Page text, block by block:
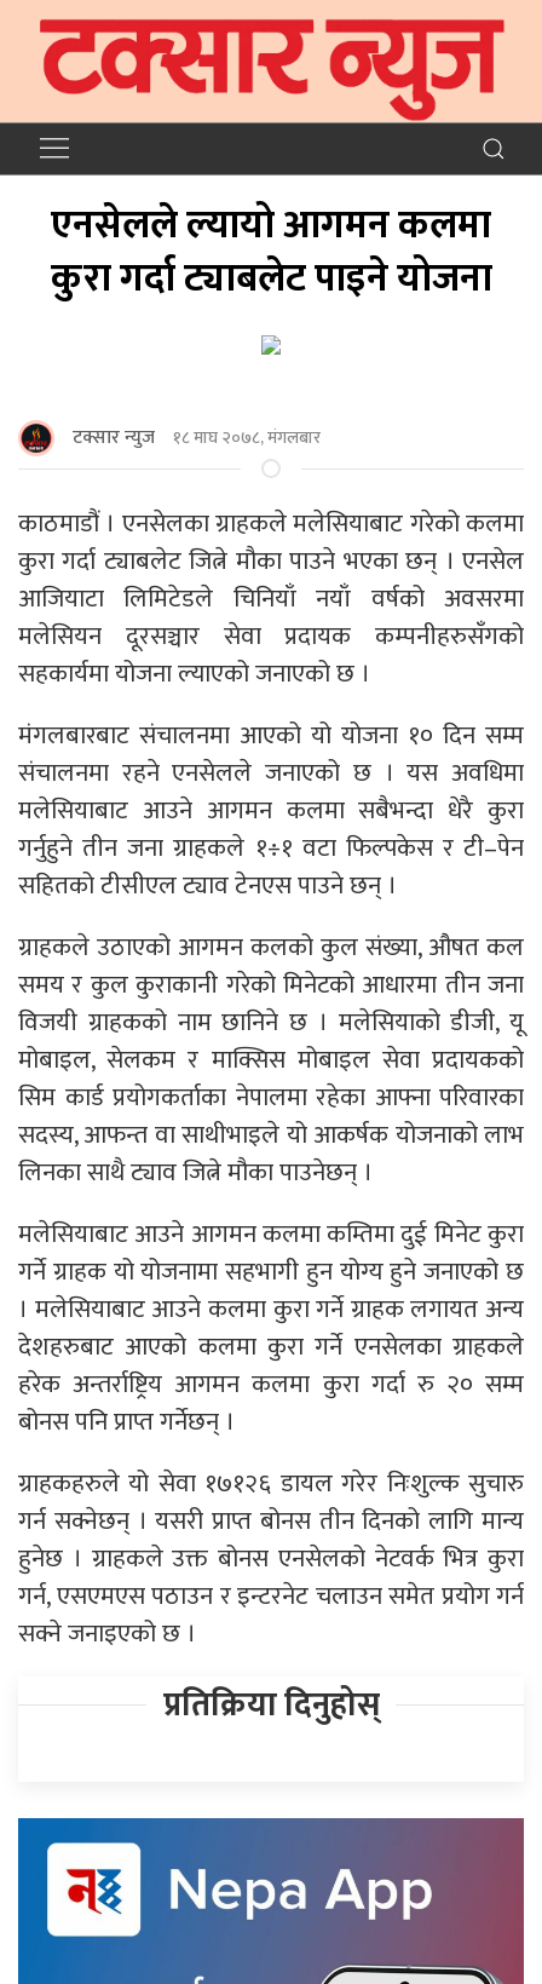
एनसेलले ल्यायो आगमन कलमा
कुरा गर्दा ट्याबलेट पाइने योजना
टक्सार न्युज १८ माघ २०७८, मंगलबार
काठमाडौं । एनसेलका ग्राहकले मलेसियाबाट गरेको कलमा
कुरा गर्दा ट्याबलेट जित्ने मौका पाउने भएका छन् । एनसेल
आजियाटा लिमिटेडले चिनियाँ नयाँ वर्षको अवसरमा
मलेसियन दूरसञ्चार सेवा प्रदायक कम्पनीहरुसँगको
सहकार्यमा योजना ल्याएको जनाएको छ ।
मंगलबारबाट संचालनमा आएको यो योजना १० दिन सम्म
संचालनमा रहने एनसेलले जनाएको छ । यस अवधिमा
मलेसियाबाट आउने आगमन कलमा सबैभन्दा धेरै कुरा
गर्नुहुने तीन जना ग्राहकले १÷१ वटा फिल्पकेस र टी–पेन
सहितको टीसीएल ट्याव टेनएस पाउने छन् ।
ग्राहकले उठाएको आगमन कलको कुल संख्या, औषत कल
समय र कुल कुराकानी गरेको मिनेटको आधारमा तीन जना
विजयी ग्राहकको नाम छानिने छ । मलेसियाको डीजी, यू
मोबाइल, सेलकम र माक्सिस मोबाइल सेवा प्रदायकको
सिम कार्ड प्रयोगकर्ताका नेपालमा रहेका आफ्ना परिवारका
सदस्य, आफन्त वा साथीभाइले यो आकर्षक योजनाको लाभ
लिनका साथै ट्याव जित्ने मौका पाउनेछन् ।
मलेसियाबाट आउने आगमन कलमा कम्तिमा दुई मिनेट कुरा
गर्ने ग्राहक यो योजनामा सहभागी हुन योग्य हुने जनाएको छ
। मलेसियाबाट आउने कलमा कुरा गर्ने ग्राहक लगायत अन्य
देशहरुबाट आएको कलमा कुरा गर्ने एनसेलका ग्राहकले
हरेक अन्तर्राष्ट्रिय आगमन कलमा कुरा गर्दा रु २० सम्म
बोनस पनि प्राप्त गर्नेछन् ।
ग्राहकहरुले यो सेवा १७१२६ डायल गरेर निःशुल्क सुचारु
गर्न सक्नेछन् । यसरी प्राप्त बोनस तीन दिनको लागि मान्य
हुनेछ । ग्राहकले उक्त बोनस एनसेलको नेटवर्क भित्र कुरा
गर्न, एसएमएस पठाउन र इन्टरनेट चलाउन समेत प्रयोग गर्न
सक्ने जनाइएको छ ।
प्रतिक्रिया दिनुहोस्